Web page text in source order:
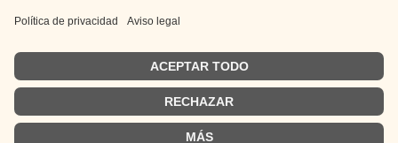
autores y no representan necesariamente la
línea editorial de Latina Magazin.